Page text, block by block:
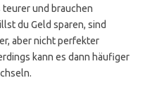
und brauchen
du Geld sparen, sind
aber nicht perfekter
kann es dann häufiger